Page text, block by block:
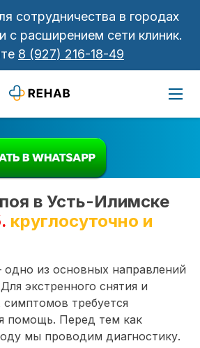
сотрудничества в городах
с расширением сети клиник.
8 (927) 216-18-49
в Усть-Илимске
круглосуточно и
из основных направлений
экстренного снятия и
симптомов требуется
помощь. Перед тем как
мы проводим диагностику.